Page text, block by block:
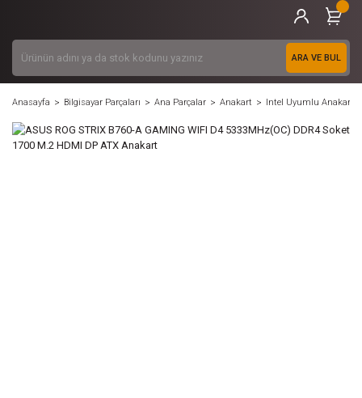
ARA VE BUL
Anasayfa Bilgisayar Parçaları Ana Parçalar Anakart Intel Uyumlu Anakart